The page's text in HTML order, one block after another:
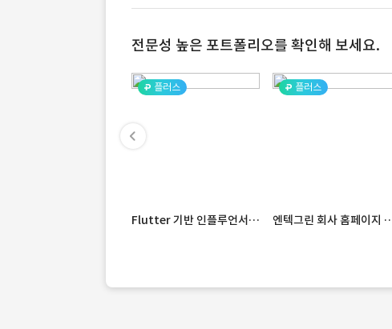
전문성 높은 포트폴리오를 확인해 보세요.
플러스
Flutter 기반 인플루언서 앱 · 관리자 · 랜딩페이지 개발
플러스
엔텍그린 회사